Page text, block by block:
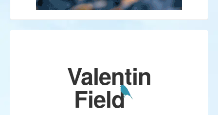
Valentin
Field